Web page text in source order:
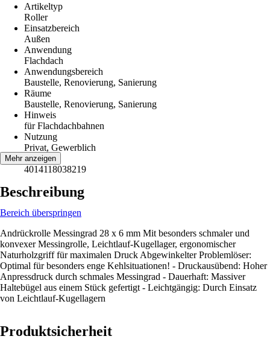
Artikeltyp
Roller
Einsatzbereich
Außen
Anwendung
Flachdach
Anwendungsbereich
Baustelle, Renovierung, Sanierung
Räume
Baustelle, Renovierung, Sanierung
Hinweis
für Flachdachbahnen
Nutzung
Privat, Gewerblich
EAN
4014118038219
Mehr anzeigen
Beschreibung
Bereich überspringen
Andrückrolle Messingrad 28 x 6 mm Mit besonders schmaler und
konvexer Messingrolle, Leichtlauf-Kugellager, ergonomischer
Naturholzgriff für maximalen Druck Abgewinkelter Problemlöser:
Optimal für besonders enge Kehlsituationen! - Druckausübend: Hoher
Anpressdruck durch schmales Messingrad - Dauerhaft: Massiver
Haltebügel aus einem Stück gefertigt - Leichtgängig: Durch Einsatz
von Leichtlauf-Kugellagern
Produktsicherheit